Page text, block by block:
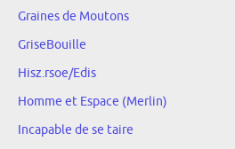
Graines de Moutons
GriseBouille
Hisz.rsoe/Edis
Homme et Espace (Merlin)
Incapable de se taire